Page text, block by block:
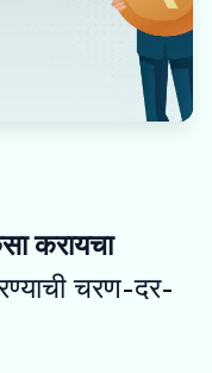
करायचा
चरण-दर-